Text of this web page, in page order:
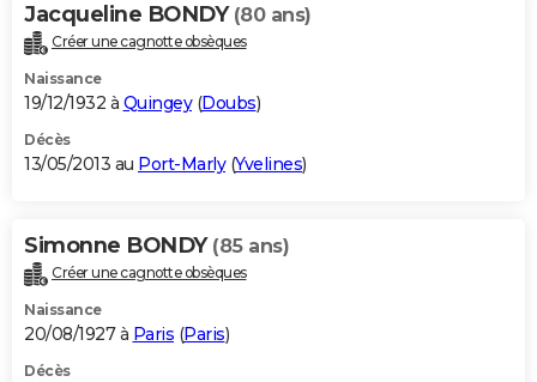
Jacqueline BONDY (80 ans)
Créer une cagnotte obsèques
Naissance
19/12/1932 à Quingey(Doubs)
Décès
13/05/2013 au Port-Marly(Yvelines)
Simonne BONDY (85 ans)
Créer une cagnotte obsèques
Naissance
20/08/1927 à Paris (Paris)
Décès